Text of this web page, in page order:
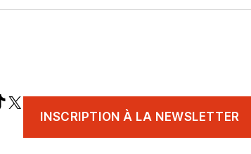
INSCRIPTION À LA NEWSLETTER